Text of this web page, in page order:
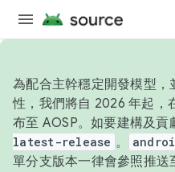
為配合主幹穩定開發模型
性，我們將自 2026 年起，
布至 AOSP。如要建構及貢
latest-release 。
單分支版本一律會參照推